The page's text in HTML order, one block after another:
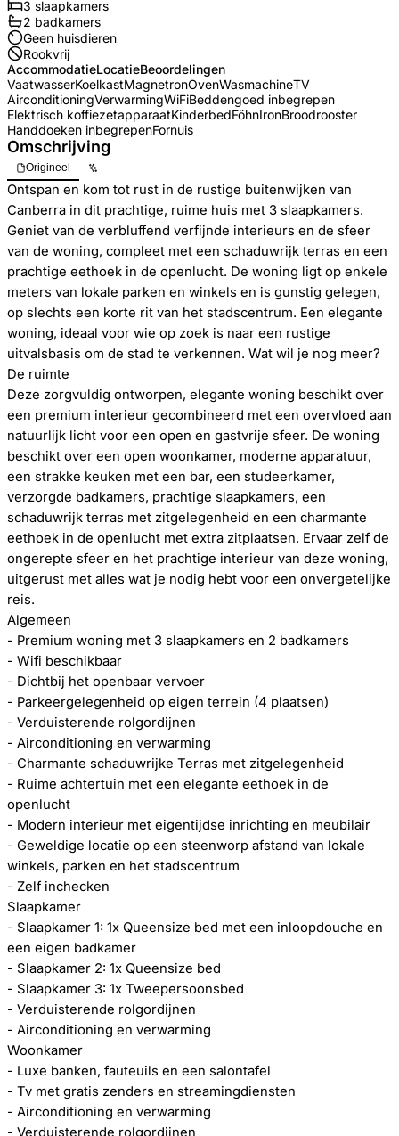
3 slaapkamers
2 badkamers
Geen huisdieren
Rookvrij
AccommodatieLocatieBeoordelingen
VaatwasserKoelkastMagnetronOvenWasmachineTV
AirconditioningVerwarmingWiFiBeddengoed inbegrepen
Elektrisch koffiezetapparaatKinderbedFöhnIronBroodrooster
Handdoeken inbegrepenFornuis
Omschrijving
Origineel
Ontspan en kom tot rust in de rustige buitenwijken van
Canberra in dit prachtige, ruime huis met 3 slaapkamers.
Geniet van de verbluffend verfijnde interieurs en de sfeer
van de woning, compleet met een schaduwrijk terras en een
prachtige eethoek in de openlucht. De woning ligt op enkele
meters van lokale parken en winkels en is gunstig gelegen,
op slechts een korte rit van het stadscentrum. Een elegante
woning, ideaal voor wie op zoek is naar een rustige
uitvalsbasis om de stad te verkennen. Wat wil je nog meer?
De ruimte
Deze zorgvuldig ontworpen, elegante woning beschikt over
een premium interieur gecombineerd met een overvloed aan
natuurlijk licht voor een open en gastvrije sfeer. De woning
beschikt over een open woonkamer, moderne apparatuur,
een strakke keuken met een bar, een studeerkamer,
verzorgde badkamers, prachtige slaapkamers, een
schaduwrijk terras met zitgelegenheid en een charmante
eethoek in de openlucht met extra zitplaatsen. Ervaar zelf de
ongerepte sfeer en het prachtige interieur van deze woning,
uitgerust met alles wat je nodig hebt voor een onvergetelijke
reis.
Algemeen
- Premium woning met 3 slaapkamers en 2 badkamers
- Wifi beschikbaar
- Dichtbij het openbaar vervoer
- Parkeergelegenheid op eigen terrein (4 plaatsen)
- Verduisterende rolgordijnen
- Airconditioning en verwarming
- Charmante schaduwrijke Terras met zitgelegenheid
- Ruime achtertuin met een elegante eethoek in de
openlucht
- Modern interieur met eigentijdse inrichting en meubilair
- Geweldige locatie op een steenworp afstand van lokale
winkels, parken en het stadscentrum
- Zelf inchecken
Slaapkamer
- Slaapkamer 1: 1x Queensize bed met een inloopdouche en
een eigen badkamer
- Slaapkamer 2: 1x Queensize bed
- Slaapkamer 3: 1x Tweepersoonsbed
- Verduisterende rolgordijnen
- Airconditioning en verwarming
Woonkamer
- Luxe banken, fauteuils en een salontafel
- Tv met gratis zenders en streamingdiensten
- Airconditioning en verwarming
- Verduisterende rolgordijnen